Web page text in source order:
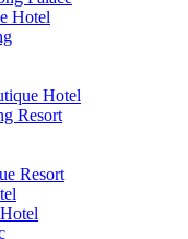
Hotel
Hotel
Resort
Resort